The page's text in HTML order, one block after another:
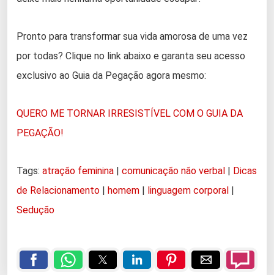
Pronto para transformar sua vida amorosa de uma vez
por todas? Clique no link abaixo e garanta seu acesso
exclusivo ao Guia da Pegação agora mesmo:
QUERO ME TORNAR IRRESISTÍVEL COM O GUIA DA
PEGAÇÃO!
Tags: atração feminina | comunicação não verbal | Dicas
de Relacionamento | homem | linguagem corporal |
Sedução